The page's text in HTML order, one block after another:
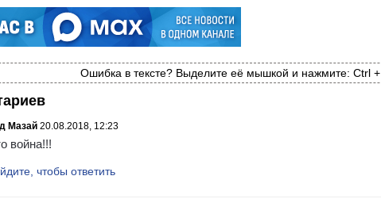
Ошибка в тексте? Выделите её мышкой и нажмите: Ctrl
Мазай 20.08.2018, 12:23
война!!!
чтобы ответить